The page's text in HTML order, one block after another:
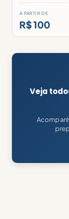
A PARTIR DE
R$ 100
Veja